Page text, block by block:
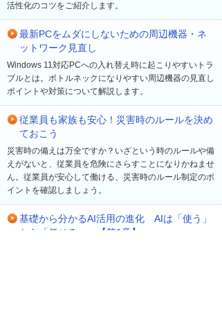
活性化のコツをご紹介します。
最新PCをムダにしないための周辺機器・ネ
ットワーク見直し
Windows 11対応PCへの入れ替え時に起こりやすいトラ
ブルとは。ボトルネックになりやすい周辺機器の見直し
ポイントや対策について解説します。
従業員も家族も安心！災害時のルールを決め
ておこう
災害時の備えは万全ですか？いざという時のルールや備
えがないと、従業員を危険にさらすことになりかねませ
ん。従業員が安心して働ける、災害時のルール制定のポ
イントを確認しましょう。
基礎から分かるAI活用の進化 AIは「使う」
から「任せる」へ【第1章】